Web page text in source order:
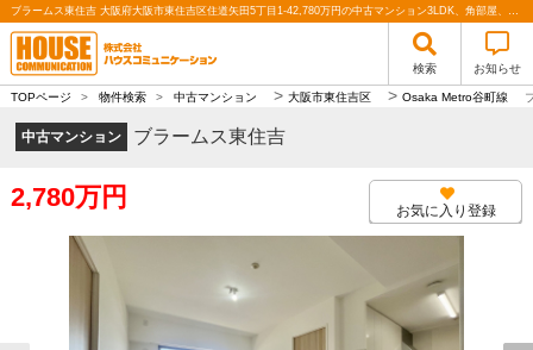
ブラームス東住吉 大阪府大阪市東住吉区住道矢田5丁目1-42,780万円の中古マンション3LDK、角部屋、ペット可、リフォーム済み、カウンターキッチン｜株式会社ハウスコミュニケーション
検索 お知らせ
TOPページ > 物件検索 > 中古マンション > 大阪市東住吉区 > Osaka Metro谷町線
中古マンション ブラームス東住吉
2,780万円 お気に入り登録